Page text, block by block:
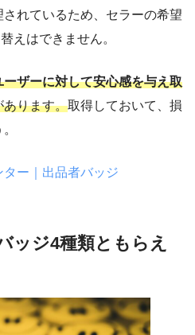
れているため、セラーの希望
えはできません。
ーザーに対して安心感を与え取
あります。取得しておいて、損
ター｜出品者バッジ
ッジ4種類ともらえ